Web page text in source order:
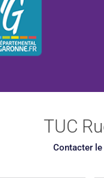
TUC
Contacter